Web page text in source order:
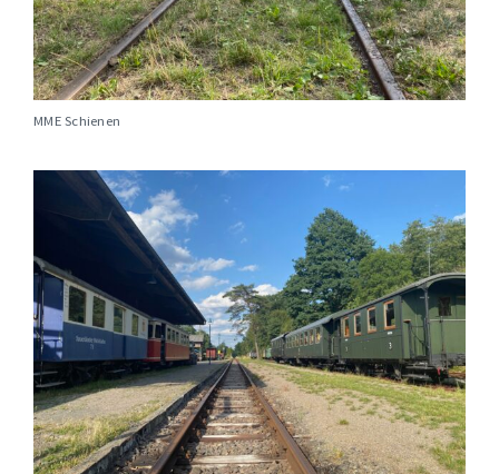
MME Schienen